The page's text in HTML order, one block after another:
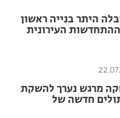
היתר בנייה ראשון
העירונית
מרגש נערך להשקת
חדשה של